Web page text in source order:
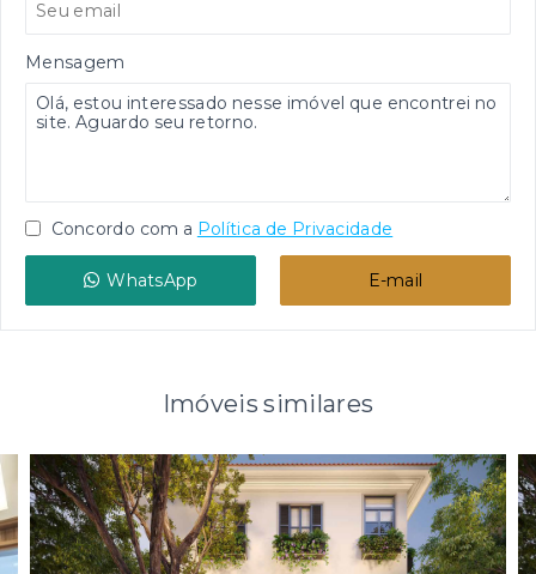
Mensagem
Concordo com a Política de Privacidade
WhatsApp E-mail
Imóveis similares